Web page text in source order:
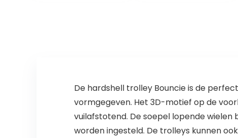
De hardshell trolley Bouncie is de
vormgegeven. Het 3D-motief op de
vuilafstotend. De soepel lopende
worden ingesteld. De trolleys kunnen